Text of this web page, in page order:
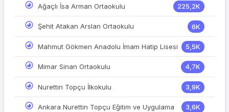
Ağaçlı İsa Arman Ortaokulu 225,2K
Şehit Atakan Arslan Ortaokulu 6K
Mahmut Gökmen Anadolu İmam Hatip Lisesi 5,5K
Mimar Sinan Ortaokulu 4,7K
Nurettin Topçu İlkokulu 3,9K
Ankara Nurettin Topçu Eğitim ve Uygulama
3,6K